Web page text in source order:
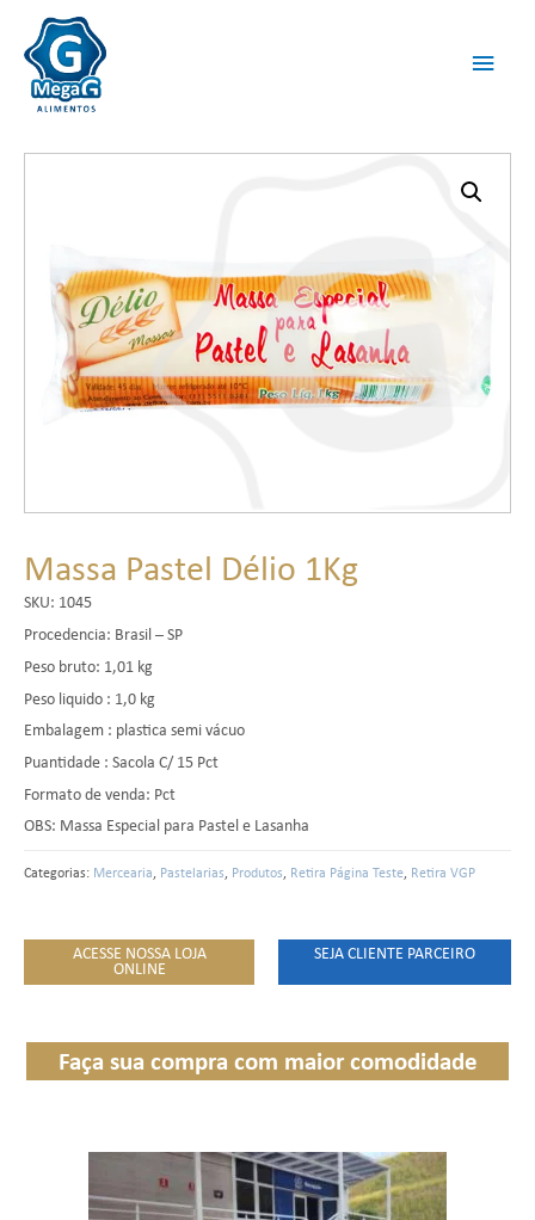
Massa Pastel Délio 1Kg
SKU: 1045
Procedencia: Brasil – SP
Peso bruto: 1,01 kg
Peso liquido : 1,0 kg
Embalagem : plastica semi vácuo
Puantidade : Sacola C/ 15 Pct
Formato de venda: Pct
OBS: Massa Especial para Pastel e Lasanha
Categorias: Mercearia, Pastelarias, Produtos, Retira Página Teste, Retira VGP
ACESSE NOSSA LOJA
ONLINE
SEJA CLIENTE PARCEIRO
Faça sua compra com maior comodidade